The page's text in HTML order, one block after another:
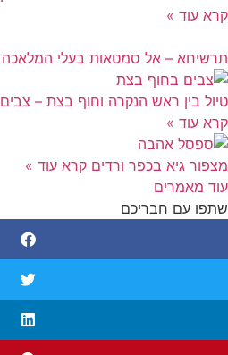
קרא עוד »
תרשיחא – אל סמטאות בעלי המלאכה
טיול בין ראש הנקרה וחוף בצת –
קרא עוד »
מצפור גיא בכפר ורדים קרא עוד »
עוד מאמרים
שתפו עם חבריכם